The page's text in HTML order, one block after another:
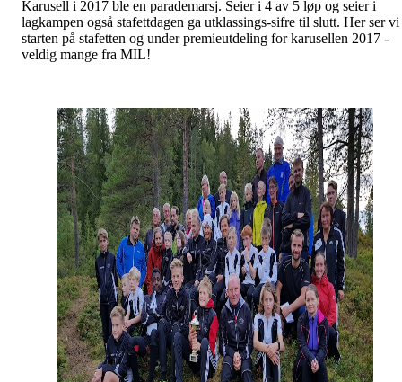
Karusell i 2017 ble en parademarsj. Seier i 4 av 5 løp og seier i
lagkampen også stafettdagen ga utklassings-sifre til slutt. Her ser vi
starten på stafetten og under premieutdeling for karusellen 2017 -
veldig mange fra MIL!